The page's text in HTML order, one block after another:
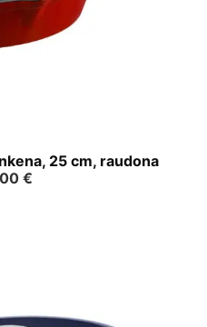
25 cm, raudona
€